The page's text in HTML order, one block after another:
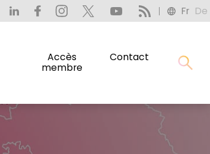
Accès
membre
Contact
Fr De
Fr De